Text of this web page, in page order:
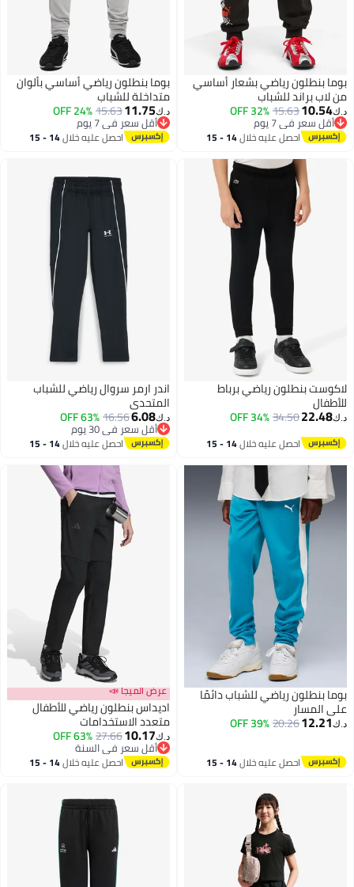
بوما بنطلون رياضي بشعار أساسي
من لاب براند للشباب
د.ك‏10.54
15.63
32% OFF
أقل سعر في 7 يوم
أقل سعر في 7 يوماحصل عليه خلال 14 - 15
بوما بنطلون رياضي أساسي بألوان
متداخلة للشباب
د.ك‏11.75
15.63
24% OFF
أقل سعر في 7 يوم
أقل سعر في 7 يوماحصل عليه خلال 14 - 15
لاكوست بنطلون رياضي برباط
للأطفال
د.ك‏22.48
34.50
34% OFF
احصل عليه خلال 14 - 15
اندر ارمر سروال رياضي للشباب
المتحدي
د.ك‏6.08
16.56
63% OFF
أقل سعر في 30 يوم
أقل سعر في 30 يوماحصل عليه خلال 14 - 15
بوما بنطلون رياضي للشباب دائمًا
على المسار
د.ك‏12.21
20.26
39% OFF
احصل عليه خلال 14 - 15
2
عرض الميجا 📣
اديداس بنطلون رياضي للأطفال
متعدد الاستخدامات
د.ك‏10.17
27.66
63% OFF
أقل سعر في السنة
أقل سعر في السنة
احصل عليه خلال 14 - 15